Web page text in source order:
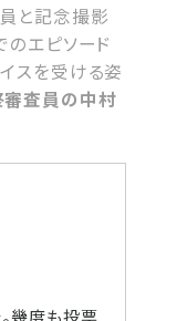
と記念撮影
のエピソード
スを受ける姿
審査員の中村
幾度も投票